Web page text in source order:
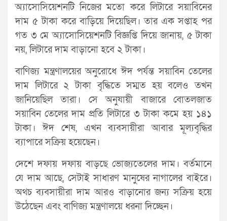
অ্যাসোসিয়েশনটি নিজের মতো করে লিটারে সয়াবিনের
দাম ৫ টাকা করে বাড়িয়ে দিয়েছিল। তার এক সপ্তাহ পর
গত ৩ মে অ্যাসোসিয়েশনটি বিজ্ঞপ্তি দিয়ে জানায়, ৫ টাকা
নয়, লিটারে দাম বাড়ানো হবে ২ টাকা।
বাণিজ্য মন্ত্রণালয়ের অনুরোধে ঈদ পর্যন্ত সয়াবিন তেলের
দাম লিটারে ২ টাকা বৃদ্ধিতে সম্মত হয় বলেও তখন
জানিয়েছিল তারা। সে অনুযায়ী বাজারে বোতলজাত
সয়াবিন তেলের দাম প্রতি লিটারে ৩ টাকা কমে হয় ১৪১
টাকা। ঈদ শেষ, এখন ব্যবসায়ীরা আবার মূল্যবৃদ্ধির
ব্যাপারে সক্রিয় হয়েছেন।
দেশে দফায় দফায় বাড়ছে ভোজ্যতেলের দাম। বর্তমানে
যে দাম আছে, সেটাই সাধারণ মানুষের নাগালের বাইরে।
অথচ ব্যবসায়ীরা দাম আরও বাড়ানোর জন্য সক্রিয় হয়ে
উঠেছেন এবং বাণিজ্য মন্ত্রণালয়ে ধরনা দিচ্ছেন।